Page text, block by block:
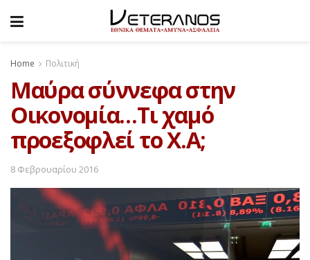
Home Πολιτική
Μαύρα σύννεφα στην
Οικονομία…Τι χαμό
προεξοφλεί το Χ.Α;
8 Φεβρουαρίου 2016